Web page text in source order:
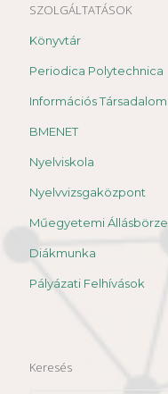
SZOLGÁLTATÁSOK
Könyvtár
Periodica Polytechnica
Információs Társadalom
BMENET
Nyelviskola
Nyelvvizsgaközpont
Műegyetemi Állásbörze
Diákmunka
Pályázati Felhívások
Keresés